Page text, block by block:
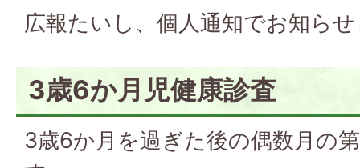
広報たいし、個人通知でお知ら
3歳6か月児健康診査
3歳6か月を過ぎた後の偶数月の